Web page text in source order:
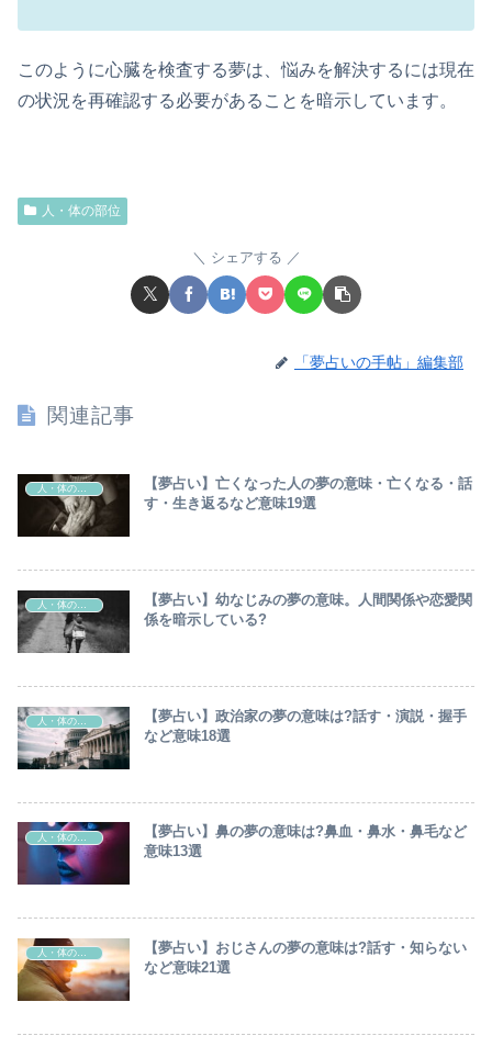
このように心臓を検査する夢は、悩みを解決するには現在
の状況を再確認する必要があることを暗示しています。
人・体の部位
シェアする
「夢占いの手帖」編集部
関連記事
人・体の部位
【夢占い】亡くなった人の夢の意味・亡くなる・話
す・生き返るなど意味19選
人・体の部位
【夢占い】幼なじみの夢の意味。人間関係や恋愛関
係を暗示している?
【夢占い】政治家の夢の意味は?話す・演説・握手
など意味18選
【夢占い】鼻の夢の意味は?鼻血・鼻水・鼻毛など
意味13選
人・体の部位
【夢占い】おじさんの夢の意味は?話す・知らない
など意味21選